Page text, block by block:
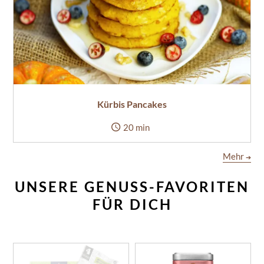
Kürbis Pancakes
20 min
Mehr ➔
UNSERE GENUSS-FAVORITEN
FÜR DICH